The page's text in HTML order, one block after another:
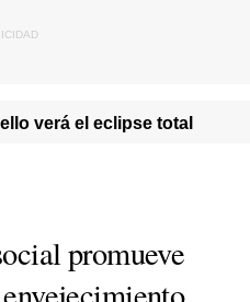
verá el eclipse total
promueve